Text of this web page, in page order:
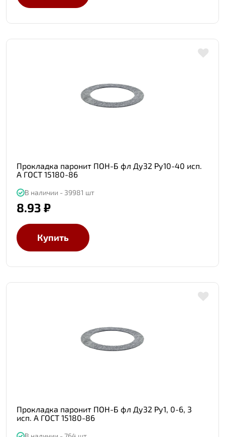
Прокладка паронит ПОН-Б фл Ду32 Ру10-40 исп.
А ГОСТ 15180-86
В наличии - 39981 шт
8.93 ₽
Купить
Прокладка паронит ПОН-Б фл Ду32 Ру1, 0-6, 3
исп. А ГОСТ 15180-86